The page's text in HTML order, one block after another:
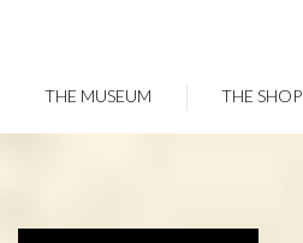
THE MUSEUM THE SHOP